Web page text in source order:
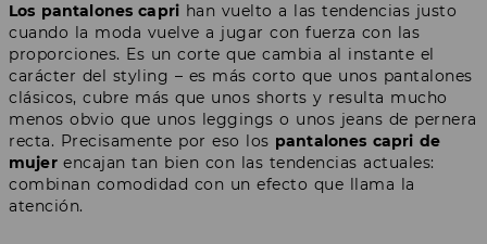
Los pantalones capri han vuelto a las tendencias justo
cuando la moda vuelve a jugar con fuerza con las
proporciones. Es un corte que cambia al instante el
carácter del styling – es más corto que unos pantalones
clásicos, cubre más que unos shorts y resulta mucho
menos obvio que unos leggings o unos jeans de pernera
recta. Precisamente por eso los pantalones capri de
mujerencajan tan bien con las tendencias actuales:
combinan comodidad con un efecto que llama la
atención.